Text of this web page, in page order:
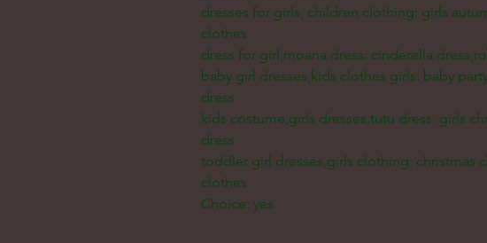
dresses for girls, children clothing: girls
clothes
dress for girl,moana dress: cinderella
baby girl dresses,kids clothes girls: baby
dress
kids costume,girls dresses,tutu dress: girls
dress
toddler girl dresses,girls clothing: christmas
clothes
Choice: yes